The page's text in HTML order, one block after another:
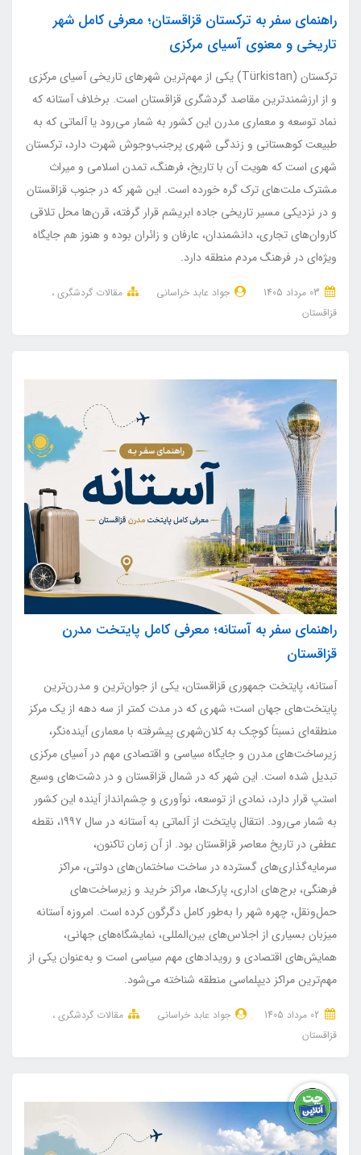
راهنمای سفر به ترکستان قزاقستان؛ معرفی کامل شهر
تاریخی و معنوی آسیای مرکزی
ترکستان (Türkistan) یکی از مهم‌ترین شهرهای تاریخی آسیای مرکزی
و از ارزشمندترین مقاصد گردشگری قزاقستان است. برخلاف آستانه که
نماد توسعه و معماری مدرن این کشور به شمار می‌رود یا آلماتی که به
طبیعت کوهستانی و زندگی شهری پرجنب‌وجوش شهرت دارد، ترکستان
شهری است که هویت آن با تاریخ، فرهنگ، تمدن اسلامی و میراث
مشترک ملت‌های ترک گره خورده است. این شهر که در جنوب قزاقستان
و در نزدیکی مسیر تاریخی جاده ابریشم قرار گرفته، قرن‌ها محل تلاقی
کاروان‌های تجاری، دانشمندان، عارفان و زائران بوده و هنوز هم جایگاه
ویژه‌ای در فرهنگ مردم منطقه دارد.
جواد عابد خراسانی
مقالات گردشگری
قزاقستان
راهنمای سفر به آستانه؛ معرفی کامل پایتخت مدرن
قزاقستان
آستانه، پایتخت جمهوری قزاقستان، یکی از جوان‌ترین و مدرن‌ترین
پایتخت‌های جهان است؛ شهری که در مدت کمتر از سه دهه از یک مرکز
منطقه‌ای نسبتاً کوچک به کلان‌شهری پیشرفته با معماری آینده‌نگر،
زیرساخت‌های مدرن و جایگاه سیاسی و اقتصادی مهم در آسیای مرکزی
تبدیل شده است. این شهر که در شمال قزاقستان و در دشت‌های وسیع
استپ قرار دارد، نمادی از توسعه، نوآوری و چشم‌انداز آینده این کشور
به شمار می‌رود. انتقال پایتخت از آلماتی به آستانه در سال ۱۹۹۷، نقطه
عطفی در تاریخ معاصر قزاقستان بود. از آن زمان تاکنون،
سرمایه‌گذاری‌های گسترده در ساخت ساختمان‌های دولتی، مراکز
فرهنگی، برج‌های اداری، پارک‌ها، مراکز خرید و زیرساخت‌های
حمل‌ونقل، چهره شهر را به‌طور کامل دگرگون کرده است. امروزه آستانه
میزبان بسیاری از اجلاس‌های بین‌المللی، نمایشگاه‌های جهانی،
همایش‌های اقتصادی و رویدادهای مهم سیاسی است و به‌عنوان یکی از
مهم‌ترین مراکز دیپلماسی منطقه شناخته می‌شود.
جواد عابد خراسانی
مقالات گردشگری
قزاقستان